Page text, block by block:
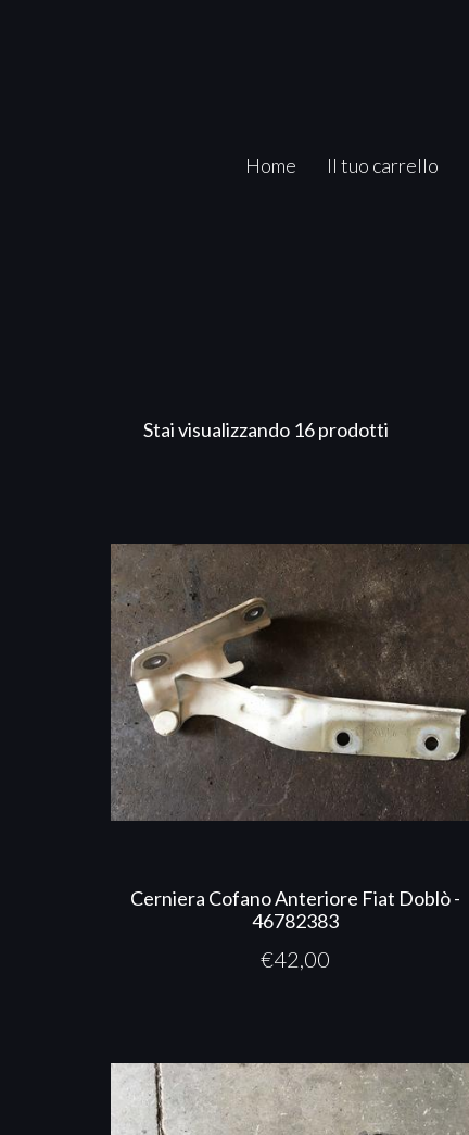
Home Il tuo carrello
Stai visualizzando 16 prodotti
Cerniera Cofano Anteriore Fiat Doblò -
46782383
€42,00